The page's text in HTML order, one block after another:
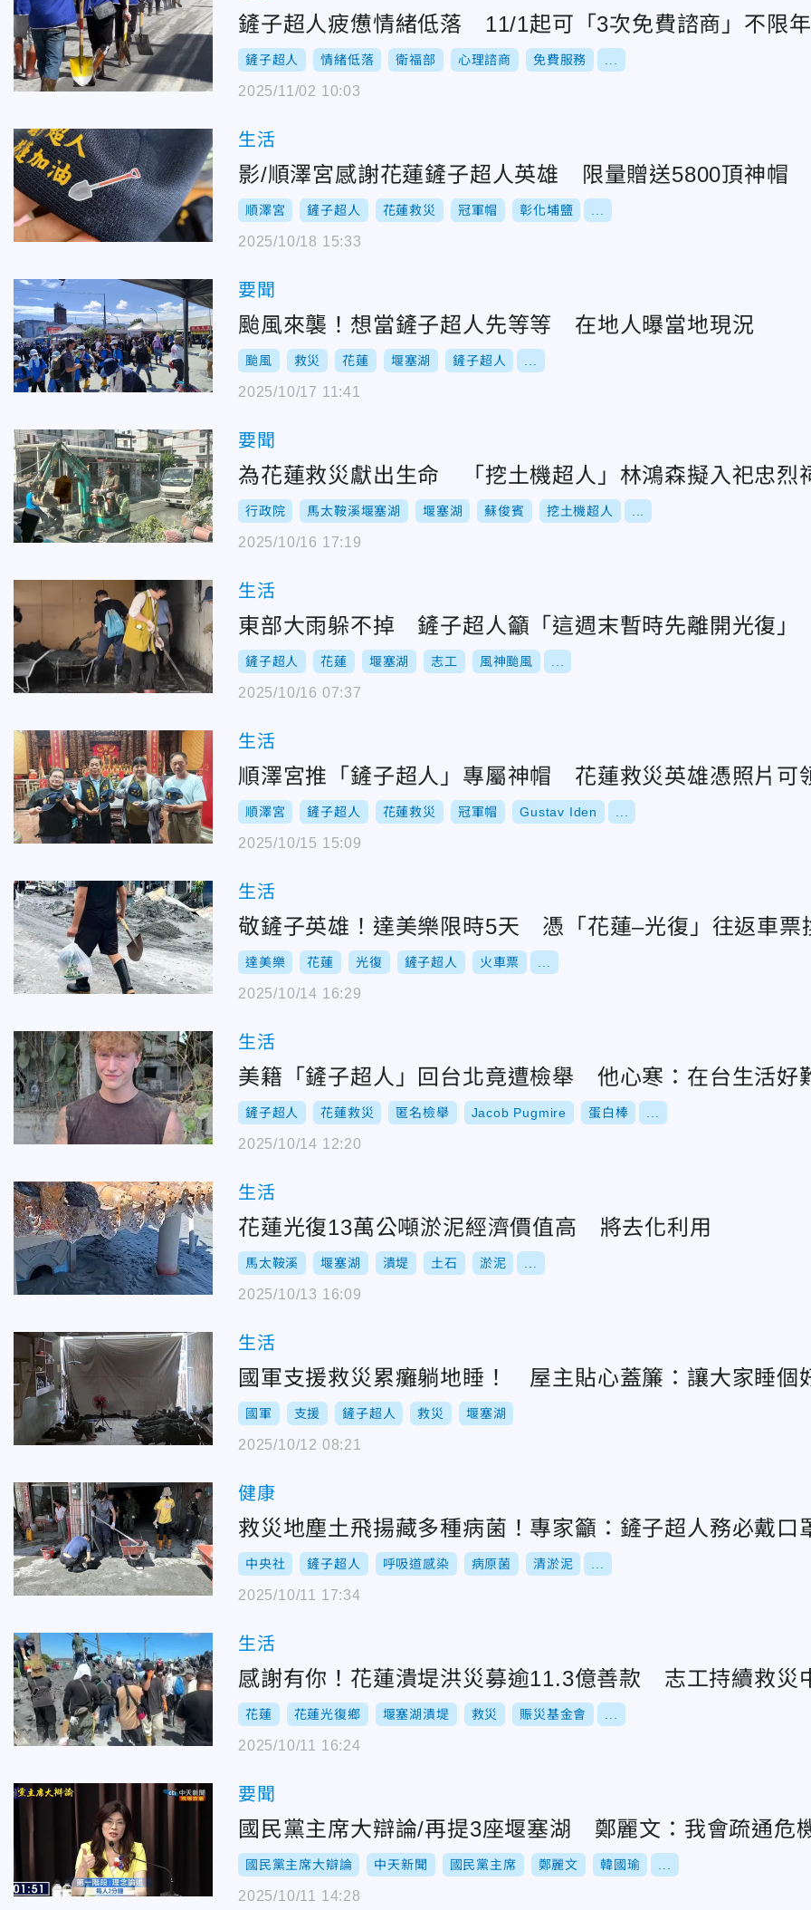
鏟子超人疲憊情緒低落 11/1起可「3次免費諮商」不限
鏟子超人 情緒低落 衛福部 心理諮商 免費服務
2025/11/02 10:03
生活
影/順澤宮感謝花蓮鏟子超人英雄 限量贈送5800頂神帽
順澤宮 鏟子超人 花蓮救災 冠軍帽 彰化埔鹽
2025/10/18 15:33
要聞
颱風來襲！想當鏟子超人先等等 在地人曝當地現況
颱風 救災 花蓮 堰塞湖 鏟子超人
2025/10/17 11:41
要聞
為花蓮救災獻出生命 「挖土機超人」林鴻森擬入祀忠烈
行政院 馬太鞍溪堰塞湖 堰塞湖 蘇俊賓 挖土機超人
2025/10/16 17:19
生活
東部大雨躲不掉 鏟子超人籲「這週末暫時先離開光復」
鏟子超人 花蓮 堰塞湖 志工 風神颱風
2025/10/16 07:37
生活
順澤宮推「鏟子超人」專屬神帽 花蓮救災英雄憑照片可
順澤宮 鏟子超人 花蓮救災 冠軍帽 Gustav Iden
2025/10/15 15:09
生活
敬鏟子英雄！達美樂限時5天 憑「花蓮–光復」往返車票
達美樂 花蓮 光復 鏟子超人 火車票
2025/10/14 16:29
生活
美籍「鏟子超人」回台北竟遭檢舉 他心寒：在台生活好
鏟子超人 花蓮救災 匿名檢舉 Jacob Pugmire 蛋白棒
2025/10/14 12:20
生活
花蓮光復13萬公噸淤泥經濟價值高 將去化利用
馬太鞍溪 堰塞湖 潰堤 土石 淤泥
2025/10/13 16:09
生活
國軍支援救災累癱躺地睡！ 屋主貼心蓋簾：讓大家睡個
國軍 支援 鏟子超人 救災 堰塞湖
2025/10/12 08:21
健康
救災地塵土飛揚藏多種病菌！專家籲：鏟子超人務必戴口
中央社 鏟子超人 呼吸道感染 病原菌 清淤泥
2025/10/11 17:34
生活
感謝有你！花蓮潰堤洪災募逾11.3億善款 志工持續救災
花蓮 花蓮光復鄉 堰塞湖潰堤 救災 賑災基金會
2025/10/11 16:24
要聞
國民黨主席大辯論/再提3座堰塞湖 鄭麗文：我會疏通危
國民黨主席大辯論 中天新聞 國民黨主席 鄭麗文 韓國瑜
2025/10/11 14:28